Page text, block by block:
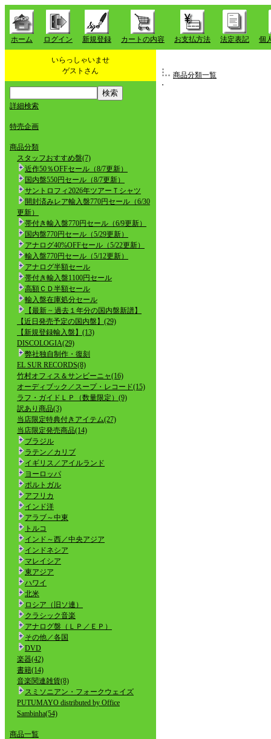
ホーム ログイン 新規登録 カートの内容 お支払方法 法定表記 個
いらっしゃいませ
ゲストさん
詳細検索
特売企画
商品分類
スタッフおすすめ盤(7)
近作50％OFFセール（8/7更新）
国内盤550円セール（8/7更新）
サントロフィ2026年ツアーＴシャツ
開封済みレア輸入盤770円セール（6/30
更新）
帯付き輸入盤770円セール（6/9更新）
国内盤770円セール（5/29更新）
アナログ40%OFFセール（5/22更新）
輸入盤770円セール（5/12更新）
アナログ半額セール
帯付き輸入盤1100円セール
高額ＣＤ半額セール
輸入盤在庫処分セール
【最新 ~ 過去１年分の国内盤新譜】
【近日発売予定の国内盤】(29)
【新規登録輸入盤】(13)
DISCOLOGIA(29)
弊社独自制作・復刻
EL SUR RECORDS(8)
竹村オフィス＆サンビーニャ(16)
オーディブック／スープ・レコード(15)
ラフ・ガイドＬＰ（数量限定）(9)
訳あり商品(3)
当店限定特典付きアイテム(27)
当店限定発売商品(14)
ブラジル
ラテン／カリブ
イギリス／アイルランド
ヨーロッパ
ポルトガル
アフリカ
インド洋
アラブ～中東
トルコ
インド～西／中央アジア
インドネシア
マレイシア
東アジア
ハワイ
北米
ロシア（旧ソ連）
クラシック音楽
アナログ盤（ＬＰ／ＥＰ）
その他／各国
DVD
楽器(42)
書籍(14)
音楽関連雑貨(8)
スミソニアン・フォークウェイズ
PUTUMAYO distributed by Office
Sambinha(54)
商品一覧
商品分類一覧